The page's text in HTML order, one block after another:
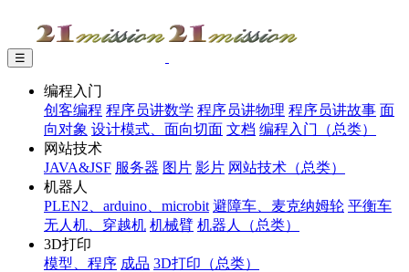
☰
编程入门
创客编程 程序员讲数学 程序员讲物理 程序员讲故事 面
向对象 设计模式、面向切面 文档 编程入门（总类）
网站技术
JAVA&JSF 服务器 图片 影片 网站技术（总类）
机器人
PLEN2、arduino、microbit 避障车、麦克纳姆轮 平衡车
无人机、穿越机 机械臂 机器人（总类）
3D打印
模型、程序 成品 3D打印（总类）